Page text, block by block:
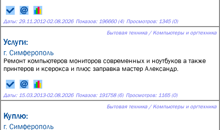
Даты: 29.11.2012-02.08.2026 Показов: 196660 (4) Просмотров: 1345 (0)
Бытовая техника / Компьютеры и оргтехника
Услуги:
г. Симферополь
Ремонт компьютеров мониторов современных и ноутбуков а также
принтеров и ксерокса и плюс заправка мастер Александр.
Даты: 15.03.2013-02.08.2026 Показов: 191758 (6) Просмотров: 1165 (0)
Бытовая техника / Компьютеры и оргтехника
Куплю:
г. Симферополь